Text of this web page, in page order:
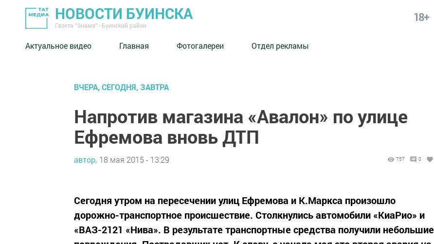
НОВОСТИ БУИНСКА
Газета "Знамя" - Буинский район
18+
Актуальное видео Главная Фотогалереи Отдел рекламы
ВЧЕРА, СЕГОДНЯ, ЗАВТРА
Напротив магазина «Авалон» по улице
Ефремова вновь ДТП
автор, 18 мая 2015 - 13:29 757 0
Сегодня утром на пересечении улиц Ефремова и К.Маркса произошло
дорожно-транспортное происшествие. Столкнулись автомобили «КиаРио» и
«ВАЗ-2121 «Нива». В результате транспортные средства получили небольшие